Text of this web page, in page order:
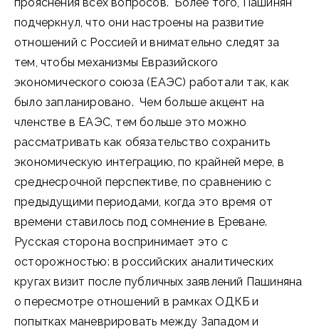
подчеркнул, что они настроены на развитие
отношений с Россией и внимательно следят за
тем, чтобы механизмы Евразийского
экономического союза (ЕАЭС) работали так, как
было запланировано. Чем больше акцент на
членстве в ЕАЭС, тем больше это можно
рассматривать как обязательство сохранить
экономическую интеграцию, по крайней мере, в
среднесрочной перспективе, по сравнению с
предыдущими периодами, когда это время от
времени ставилось под сомнение в Ереване.
Русская сторона воспринимает это с
осторожностью: в российских аналитических
кругах визит после публичных заявлений Пашиняна
о пересмотре отношений в рамках ОДКБ и
попытках маневрировать между Западом и